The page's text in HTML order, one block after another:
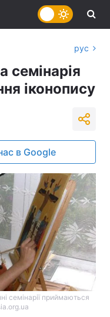
рус
семінарія
іконопису
в Google
семінарії приймаються